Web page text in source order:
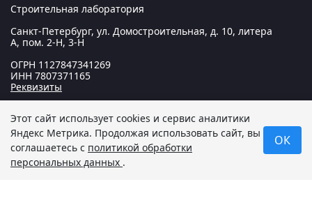
Строительная лаборатория
Санкт-Петербург, ул. Домостроительная, д. 10, литера
А, пом. 2-Н, 3-Н
ОГРН 1127847341269
ИНН 7807371165
Реквизиты
© 2012 — 2026 Центр независимой экспертизы «АСПЕКТ».
Все права защищены. Данный сайт носит исключительно
информационный характер и не является публичной
офертой, определяемой положениями статьи 437
Этот сайт использует cookies и сервис аналитики
Яндекс Метрика. Продолжая использовать сайт, вы
соглашаетесь с политикой обработки
персональных данных .
ОК